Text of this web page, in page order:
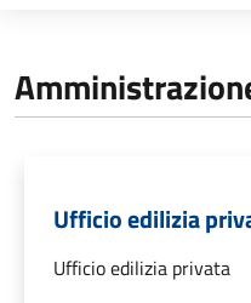
Ufficio edilizia
Ufficio edilizia privata